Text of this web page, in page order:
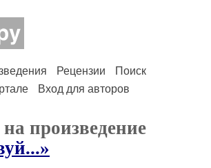
Рецензии
Поиск
Вход для авторов
произведение